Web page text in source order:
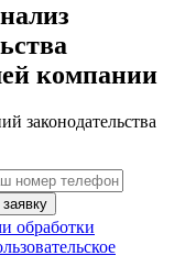
компании
законодательства
обработки